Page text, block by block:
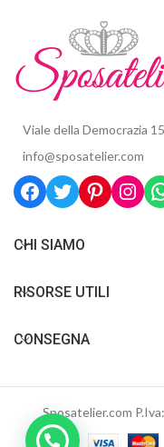
Viale della Democrazia
info@sposatelier.com
CHI SIAMO
RISORSE UTILI
CONSEGNA
Sposatelier.com